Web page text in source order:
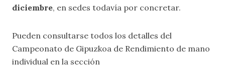
diciembre, en sedes todavía por concretar.
Pueden consultarse todos los detalles del
Campeonato de Gipuzkoa de Rendimiento de mano
individual en la sección